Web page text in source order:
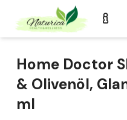
Home Doctor
& Olivenöl,
ml